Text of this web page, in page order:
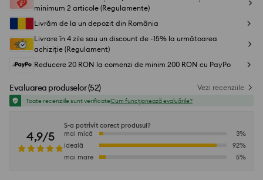
minimum 2 articole (Regulamente)
Livrăm de la un depozit din România
Livrare în 4 zile sau un discount de -15% la următoarea
achiziție (Regulament)
Reducere 20 RON la comenzi de minim 200 RON cu PayPo
Evaluarea produselor(52) Vezi recenziile
Toate recenziile sunt verificateCum funcționează evaluările?
4,9/5
S-a potrivit corect produsul?
mai mică
3%
ideală
92%
mai mare
5%